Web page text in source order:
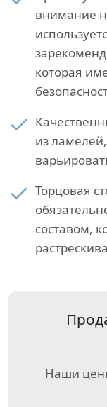
внимание
которая
из
Торцовая
составом,
Наши